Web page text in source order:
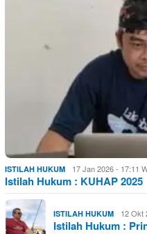
ISTILAH HUKUM 17 Jan 2026 - 17:11
Istilah Hukum : KUHAP 2025
ISTILAH HUKUM 12 Okt
Istilah Hukum :